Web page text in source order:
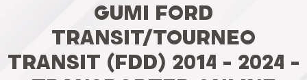
GUMI FORD
TRANSIT/TOURNEO
TRANSIT (FDD) 2014 - 2024 -